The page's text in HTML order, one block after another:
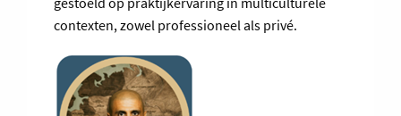
contexten, zowel professioneel als privé.